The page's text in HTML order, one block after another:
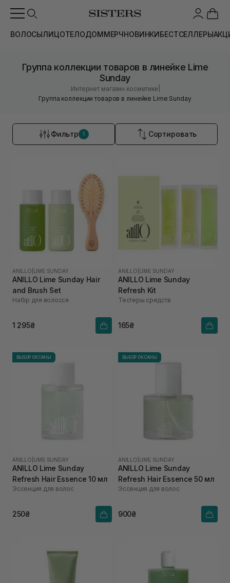
ВОЛОСЫЛИЦОТЕЛОДОММЕРЧНОВИНКИБЕСТСЕЛЛЕРЫ
Группа коллекции товаров в линейке Lime
Sunday
Интернет магазин косметики
Группа коллекции товаров в линейке Lime Sunday
Фильтр 1 Сортировать
ANILLO LIME SUNDAY
ANILLO Lime Sunday Hair
and Brush Set
Набір для волосся
1 295₴
ANILLO LIME SUNDAY
ANILLO Lime Sunday
Refresh Kit
Тестеры средств
165₴
ВЫБОР ОКСАНЫ
ANILLO LIME SUNDAY
ANILLO Lime Sunday
Refresh Hair Essence 10 мл
Эссенция для волос
250₴
ВЫБОР ОКСАНЫ
ANILLO LIME SUNDAY
ANILLO Lime Sunday
Refresh Hair Essence 50 мл
Эссенция для волос
900₴